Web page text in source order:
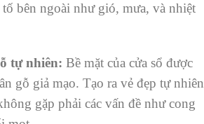
bên ngoài như gió, mưa, và nhiệt
tự nhiên: Bề mặt của cửa sổ được
gỗ giả mạo. Tạo ra vẻ đẹp tự nhiên
gặp phải các vấn đề như cong